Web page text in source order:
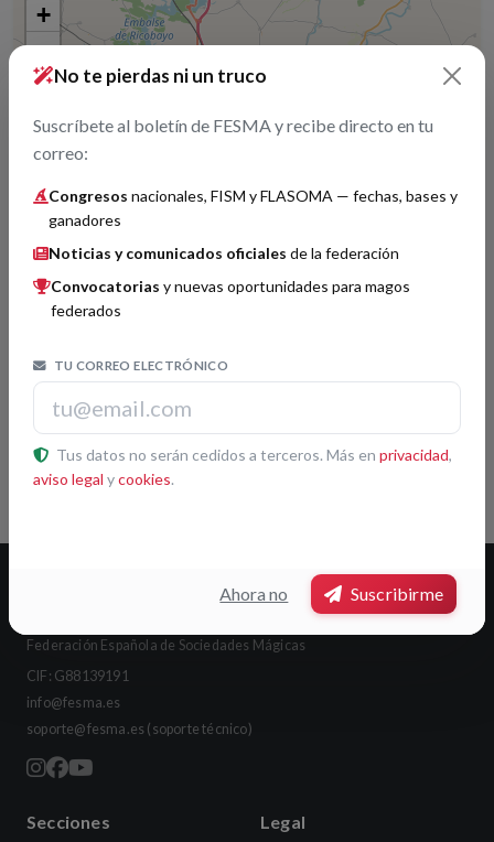
+
−
Leaflet|© OpenStreetMap contributors
Pulsa otra sociedad del mapa para ver su ficha
No te pierdas ni un truco
Suscríbete al boletín de FESMA y recibe directo en tu
correo:
Congresos nacionales, FISM y FLASOMA — fechas, bases y
ganadores
Noticias y comunicados oficiales de la federación
Convocatorias y nuevas oportunidades para magos
federados
TU CORREO ELECTRÓNICO
Tus datos no serán cedidos a terceros. Más en privacidad,
aviso legal ycookies.
Ahora no Suscribirme
Federación Española de Sociedades Mágicas
CIF: G88139191
info@fesma.es
soporte@fesma.es (soporte técnico)
Secciones Legal